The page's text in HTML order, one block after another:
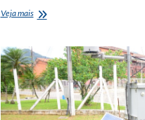
Veja maisDetran
São
Sebastião
realizam
mutirão
para
entrega